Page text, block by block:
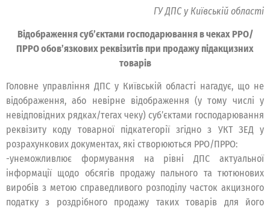
ГУ ДПС у Київській області
Відображення суб’єктами господарювання в чеках РРО/
ПРРО обов’язкових реквізитів при продажу підакцизних
товарів
Головне управління ДПС у Київській області нагадує, що не
відображення, або невірне відображення (у тому числі у
невідповідних рядках/тегах чеку) суб’єктами господарювання
реквізиту коду товарної підкатегорії згідно з УКТ ЗЕД у
розрахункових документах, які створюються РРО/ПРРО:
-унеможливлює формування на рівні ДПС актуальної
інформації щодо обсягів продажу пального та тютюнових
виробів з метою справедливого розподілу часток акцизного
податку з роздрібного продажу таких товарів для його